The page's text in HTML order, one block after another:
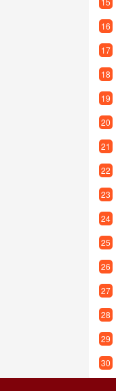
16
17
18
19
20
21
22
23
24
25
26
27
28
29
30